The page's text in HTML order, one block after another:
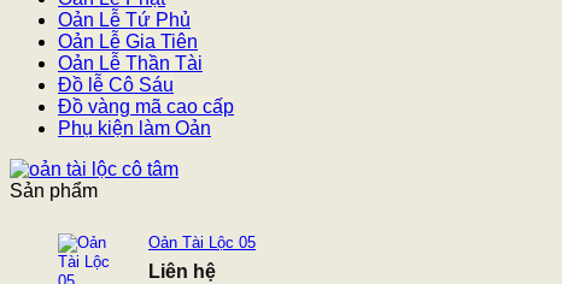
Oản Lễ Tứ Phủ
Oản Lễ Gia Tiên
Oản Lễ Thần Tài
Đồ lễ Cô Sáu
Đồ vàng mã cao cấp
Phụ kiện làm Oản
Sản phẩm
Oản Tài Lộc 05
Liên hệ